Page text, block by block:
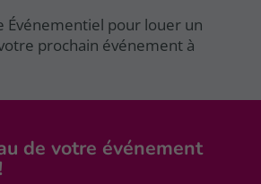
Événementiel pour louer un
prochain événement à
de votre événement